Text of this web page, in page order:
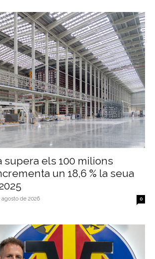
supera els 100 milions
un 18,6 % la seua
agosto de 2026 0